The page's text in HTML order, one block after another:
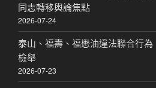
同志轉移輿論焦點
2026-07-24
泰山、福壽、福懋油違法聯合行
檢舉
2026-07-23